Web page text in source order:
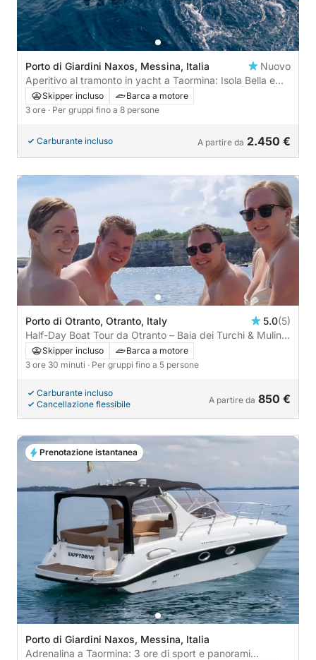
Porto di Giardini Naxos, Messina, Italia
Nuovo
Aperitivo al tramonto in yacht a Taormina: Isola Bella e
luce dorata
Skipper incluso
Barca a motore
3 ore · Per gruppi fino a 8 persone
Carburante incluso A partire da 2.450 €
Porto di Otranto, Otranto, Italy 5.0(5)
Half-Day Boat Tour da Otranto – Baia dei Turchi & Mulino
d’Acqua
Skipper incluso
Barca a motore
3 ore 30 minuti · Per gruppi fino a 5 persone
Carburante incluso
Cancellazione flessibile
A partire da 850 €
Porto di Giardini Naxos, Messina, Italia
Adrenalina a Taormina: 3 ore di sport e panorami
Prenotazione istantanea